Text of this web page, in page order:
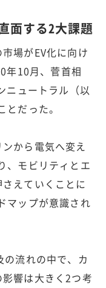
面する2大課題
場がEV化に向け
年10月、菅首相
ニュートラル（以
だった。
から電気へ変え
、モビリティとエ
えていくことに
マップが意識され
流れの中で、カ
響は大きく2つ考